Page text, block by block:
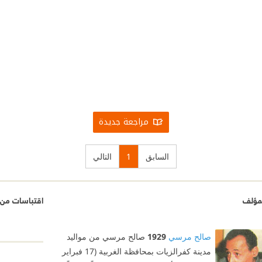
مراجعة جديدة
السابق 1 التالي
صالح مرسي 1929 صالح مرسي من مواليد
مدينة كفرالزيات بمحافظة الغربية (17 فبراير
اقتباسات